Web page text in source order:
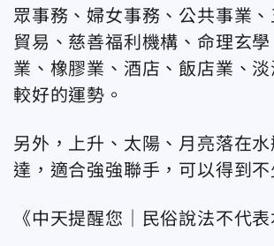
眾事務、婦女事務、公共事業
貿易、慈善福利機構、命理玄
業、橡膠業、酒店、飯店業、
較好的運勢。
另外，上升、太陽、月亮落在
達，適合強強聯手，可以得到
《中天提醒您｜民俗說法不代